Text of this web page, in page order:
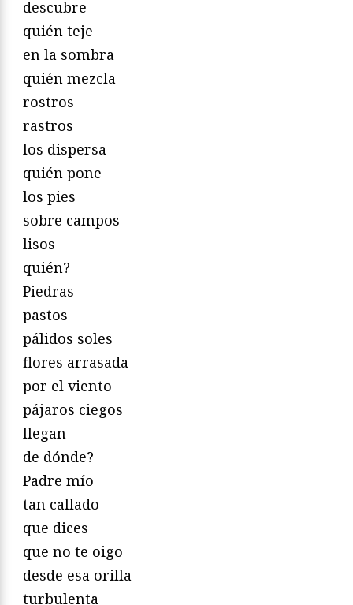
descubre
quién teje
en la sombra
quién mezcla
rostros
rastros
los dispersa
quién pone
los pies
sobre campos
lisos
quién?
Piedras
pastos
pálidos soles
flores arrasada
por el viento
pájaros ciegos
llegan
de dónde?
Padre mío
tan callado
que dices
que no te oigo
desde esa orilla
turbulenta